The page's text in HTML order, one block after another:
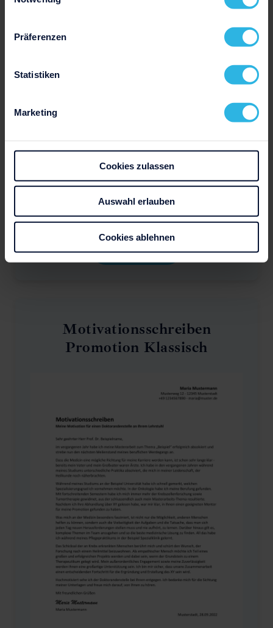
Präferenzen
Statistiken
Marketing
Cookies zulassen
Auswahl erlauben
Cookies ablehnen
Download
Motivationsschreiben
Promotion Klassisch